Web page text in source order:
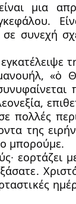
μια
συνεχή
«ὁ
πολλές
της
μπορούμε.
εορτάζει